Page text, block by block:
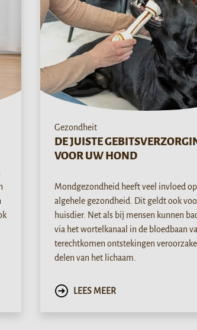
Gezondheit
DE JUISTE
VOOR UW HOND
Mondgezondheid heeft veel invloed
algehele gezondheid. Dit geldt ook
huisdier. Net als bij mensen kunnen
via het wortelkanaal in de bloedbaan
terechtkomen ontstekingen
delen van het lichaam.
LEES MEER